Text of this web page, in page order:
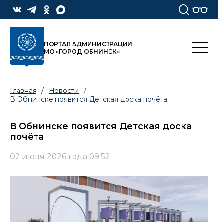
ПОРТАЛ АДМИНИСТРАЦИИ
МО «ГОРОД ОБНИНСК»
Главная / Новости
/
В Обнинске появится Детская доска почёта
В Обнинске появится Детская доска
почёта
02 июня 2026 года 09:52